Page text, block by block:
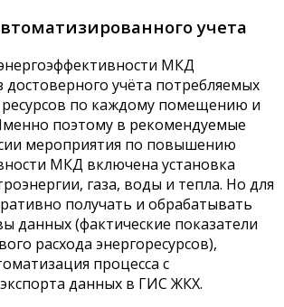
учета
МКД
учёта потребляемых
ресурсов по каждому помещению и
поэтому в рекомендуемые
мероприятия по повышению
МКД включена установка
газа, воды и тепла. Но для
получать и обрабатывать
данных (фактические показатели
расхода энергоресурсов),
процесса с
данных в ГИС ЖКХ.